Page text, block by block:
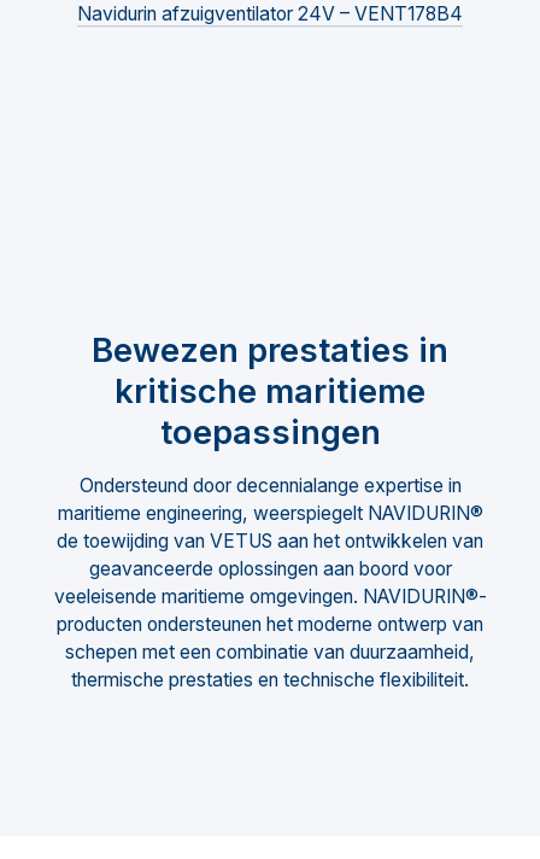
Navidurin afzuigventilator 24V – VENT178B4
Bewezen prestaties in
kritische maritieme
toepassingen
Ondersteund door decennialange expertise in
maritieme engineering, weerspiegelt NAVIDURIN®
de toewijding van VETUS aan het ontwikkelen van
geavanceerde oplossingen aan boord voor
veeleisende maritieme omgevingen. NAVIDURIN®-
producten ondersteunen het moderne ontwerp van
schepen met een combinatie van duurzaamheid,
thermische prestaties en technische flexibiliteit.